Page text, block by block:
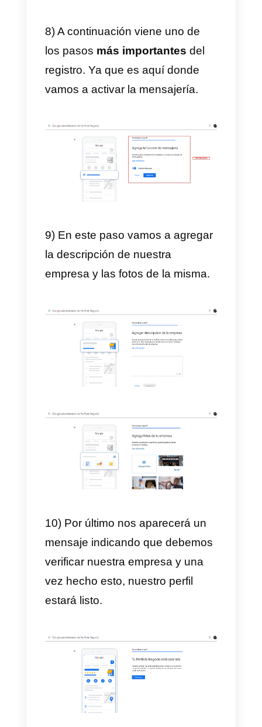
6) Asimismo, agregamos toda la
información de contacto de la
empresa. Damos en siguiente y
luego elegimos si queremos o no
7) Luego vamos a colocar
nuestra dirección postal. Esto
generalmente lo piden para
verificar nuestra cuenta,
clic en siguiente. Elegimos
nuestro horario de atención al
público.